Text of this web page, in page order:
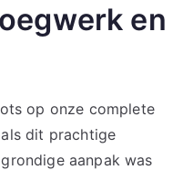
en
op onze complete
dit prachtige
aanpak was